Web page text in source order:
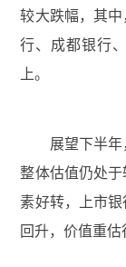
较大跌幅，其
行、成都银行
上。
展望下半年，
整体估值仍处
素好转，上市
回升，价值重估